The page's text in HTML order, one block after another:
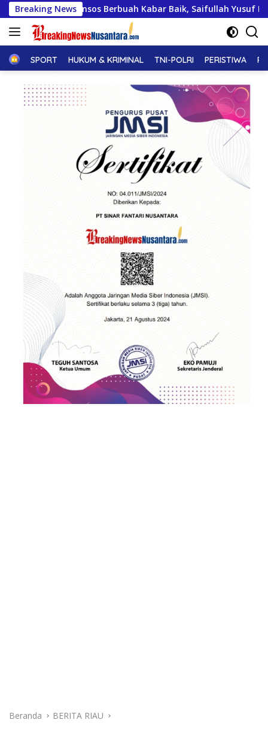
Langsung
ke
konten
Breaking News
Berbuah Kabar Baik, Saifullah Yusuf Dijadwalkan Buka Pacu
HomeSPORT HUKUM & KRIMINAL TNI-POLRI PERISTIWA
Beranda BERITA RIAU